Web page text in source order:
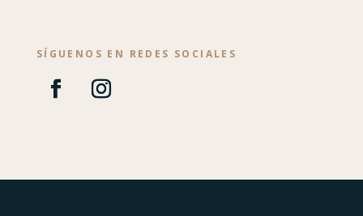
SÍGUENOS EN REDES SOCIALES